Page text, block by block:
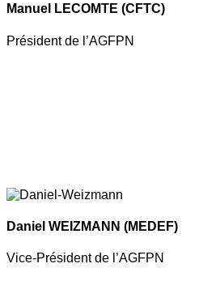
Manuel LECOMTE (CFTC)
Président de l’AGFPN
Daniel WEIZMANN (MEDEF)
Vice-Président de l’AGFPN